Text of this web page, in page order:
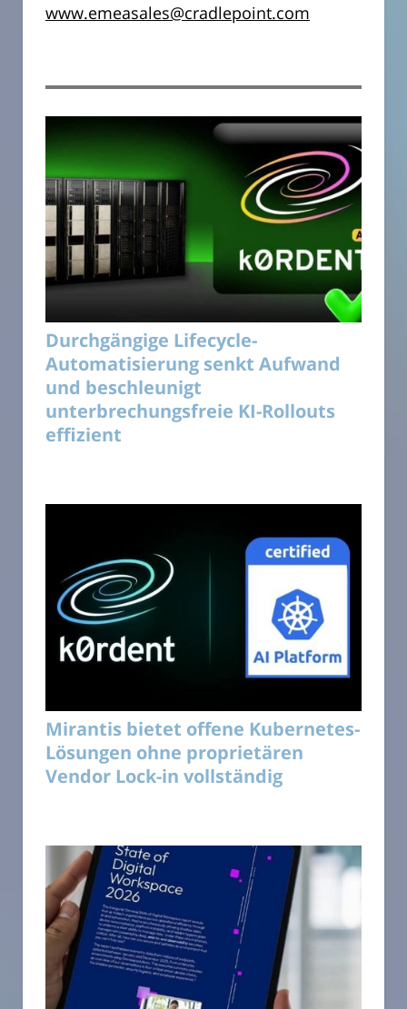
www.emeasales@cradlepoint.com
Durchgängige Lifecycle-
Automatisierung senkt Aufwand
und beschleunigt
unterbrechungsfreie KI-Rollouts
effizient
Mirantis bietet offene Kubernetes-
Lösungen ohne proprietären
Vendor Lock-in vollständig